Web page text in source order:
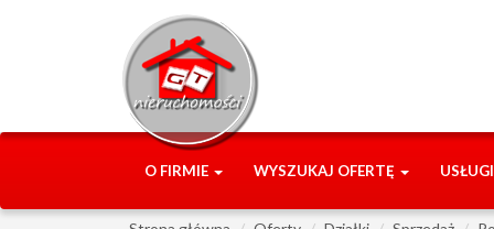
O FIRMIE WYSZUKAJ OFERTĘ